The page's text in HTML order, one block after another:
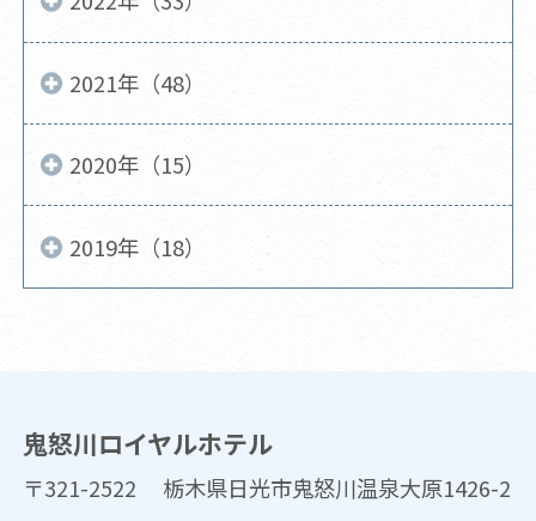
2021年（48）
2020年（15）
2019年（18）
鬼怒川ロイヤルホテル
〒321-2522 栃木県日光市鬼怒川温泉大原1426-2